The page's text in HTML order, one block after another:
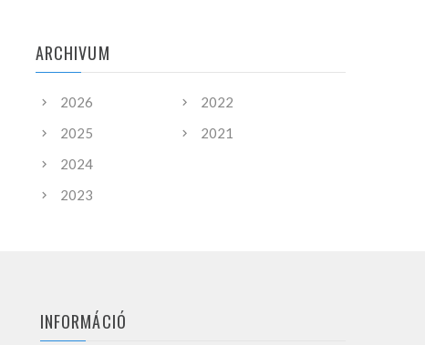
ARCHIVUM
2026
2025
2024
2023
2022
2021
INFORMÁCIÓ